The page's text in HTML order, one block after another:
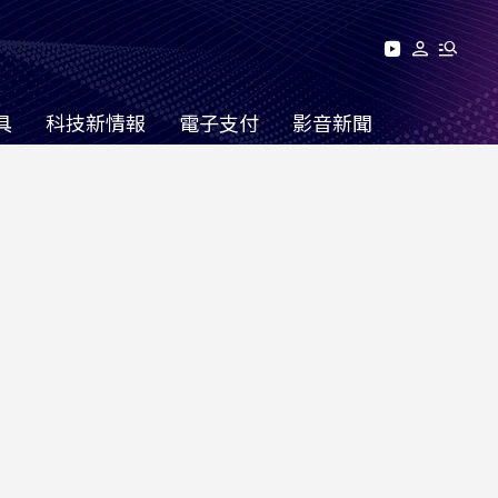
科技新情報 電子支付 影音新聞